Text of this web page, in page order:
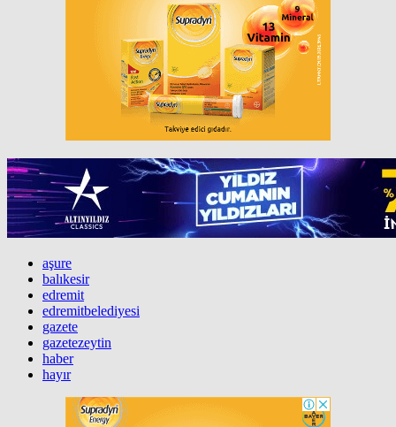
aşure
balıkesir
edremit
edremitbelediyesi
gazete
gazetezeytin
haber
hayır